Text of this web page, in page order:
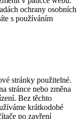
ochrany osobních
s používáním
stránky použitelné.
stránce nebo změna
Bez těchto
krátkodobé
po zavření